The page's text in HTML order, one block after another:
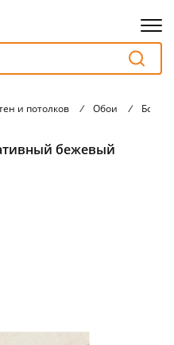
и потолков / Обои /
бежевый